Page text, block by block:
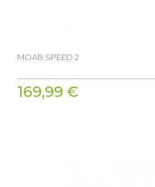
MOAB SPEED 2
169,99 €